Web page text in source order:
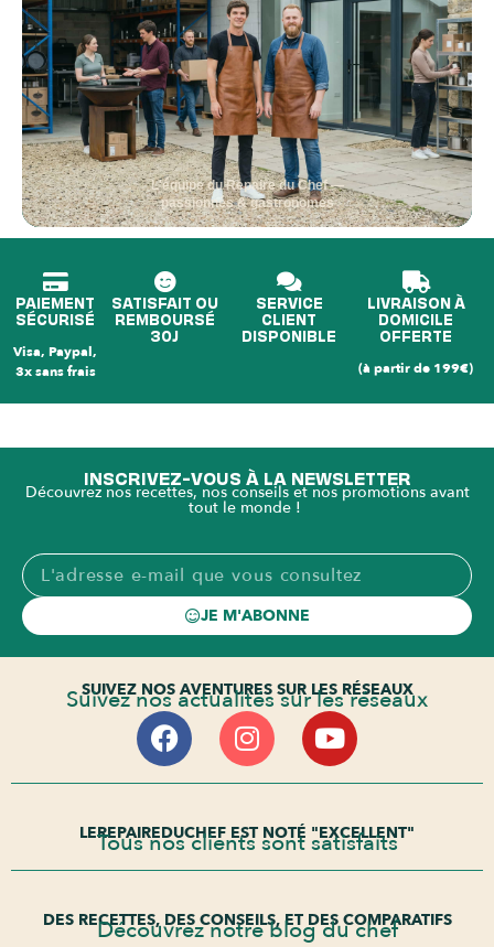
L'équipe du Repaire du Chef —
passionnés & gastronomes
PAIEMENT
SÉCURISÉ
Visa, Paypal,
3x sans frais
SATISFAIT OU
REMBOURSÉ
30J
SERVICE
CLIENT
DISPONIBLE
LIVRAISON À
DOMICILE
OFFERTE
(à partir de 199€)
INSCRIVEZ-VOUS À LA NEWSLETTER
Découvrez nos recettes, nos conseils et nos promotions avant
tout le monde !
JE M'ABONNE
SUIVEZ NOS AVENTURES SUR LES RÉSEAUX
Suivez nos actualités sur les réseaux
LEREPAIREDUCHEF EST NOTÉ "EXCELLENT"
Tous nos clients sont satisfaits
DES RECETTES, DES CONSEILS, ET DES COMPARATIFS
Découvrez notre blog du chef